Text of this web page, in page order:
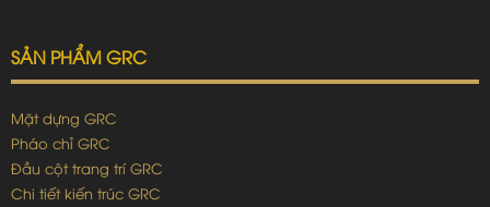
SẢN PHẨM GRC
Mặt dựng GRC
Pháo chỉ GRC
Đầu cột trang trí GRC
Chi tiết kiến trúc GRC